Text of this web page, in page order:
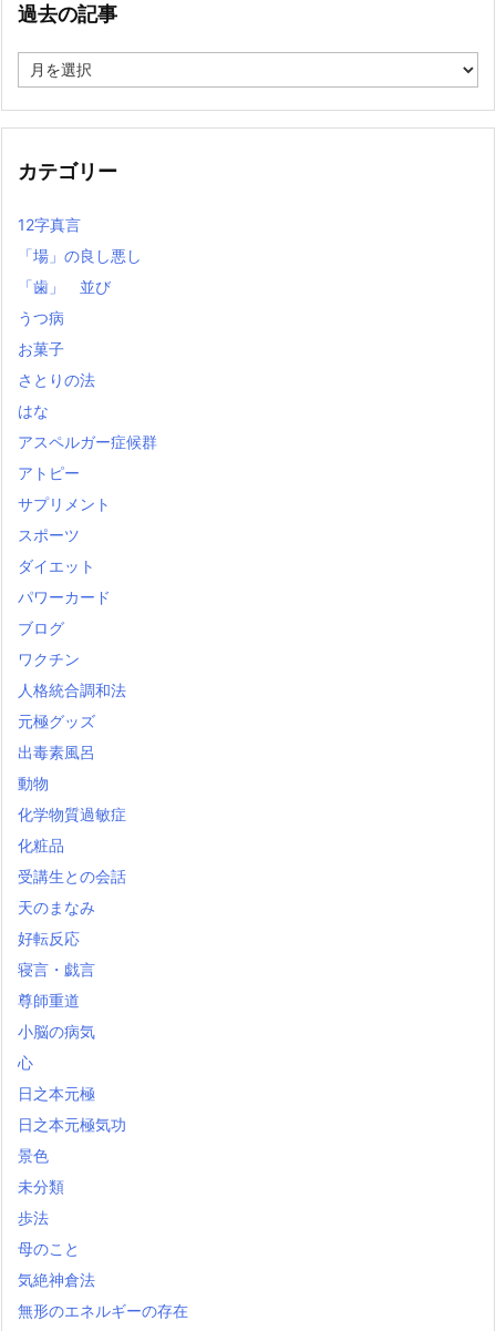
過去の記事
去
記
カテゴリー
12字真言
「場」の良し悪し
「歯」 並び
うつ病
お菓子
さとりの法
はな
アスペルガー症候群
アトピー
サプリメント
スポーツ
ダイエット
パワーカード
ブログ
ワクチン
人格統合調和法
元極グッズ
出毒素風呂
動物
化学物質過敏症
化粧品
受講生との会話
天のまなみ
好転反応
寝言・戯言
尊師重道
小脳の病気
心
日之本元極
日之本元極気功
景色
未分類
歩法
母のこと
気絶神倉法
無形のエネルギーの存在